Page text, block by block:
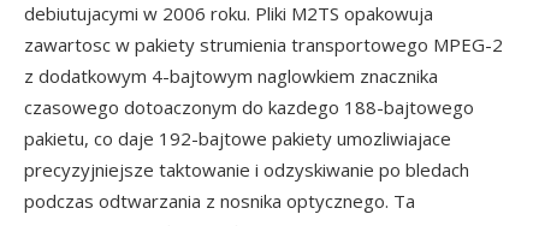
debiutujacymi w 2006 roku. Pliki M2TS opakowuja
zawartosc w pakiety strumienia transportowego MPEG-2
z dodatkowym 4-bajtowym naglowkiem znacznika
czasowego dotoaczonym do kazdego 188-bajtowego
pakietu, co daje 192-bajtowe pakiety umozliwiajace
precyzyjniejsze taktowanie i odzyskiwanie po bledach
podczas odtwarzania z nosnika optycznego. Ta